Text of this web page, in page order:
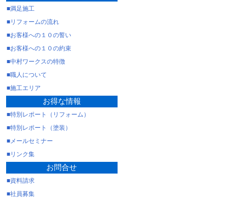
■満足施工
■リフォームの流れ
■お客様への１０の誓い
■お客様への１０の約束
■中村ワークスの特徴
■職人について
■施工エリア
お得な情報
■特別レポート（リフォーム）
■特別レポート（塗装）
■メールセミナー
■リンク集
お問合せ
■資料請求
■社員募集